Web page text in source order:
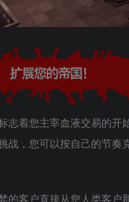
志着您主宰血液交易的开
战，您可以按自己的节奏
的客户直接从您人类客户